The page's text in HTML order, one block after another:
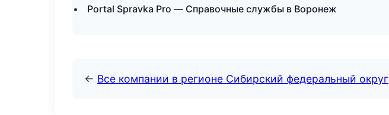
Portal Spravka Pro — Справочные службы в Воронеж
← Все компании в регионе Сибирский федеральный округ